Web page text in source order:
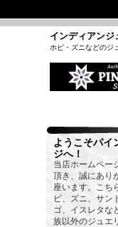
インディアンジ
ホピ・ズニなどのジ
ようこそパイ
ジへ！
当店ホームペー
頂き、誠にあり
座います。こち
ピ、ズニ、サン
ゴ、イスレタな
族以外のジュエ